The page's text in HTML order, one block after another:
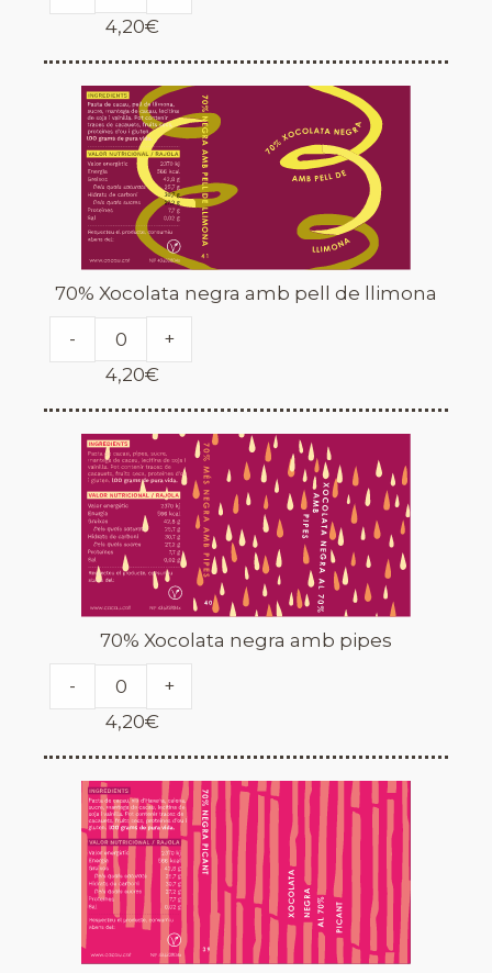
4,20€
70% Xocolata negra amb pell de llimona
-
+
4,20€
70% Xocolata negra amb pipes
-
+
4,20€